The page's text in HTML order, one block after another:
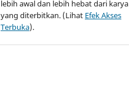
lebih awal dan lebih hebat dari karya
yang diterbitkan. (Lihat Efek Akses
Terbuka).